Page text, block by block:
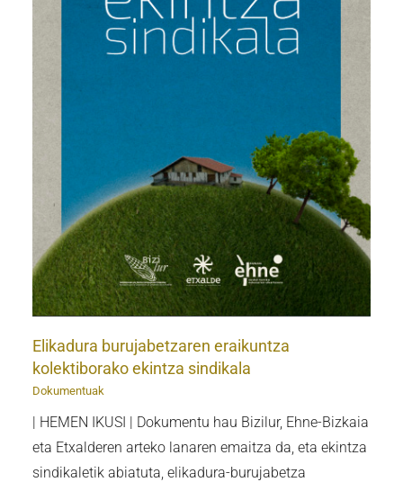
Elikadura burujabetzaren eraikuntza
kolektiborako ekintza sindikala
Dokumentuak
| HEMEN IKUSI | Dokumentu hau Bizilur, Ehne-Bizkaia
eta Etxalderen arteko lanaren emaitza da, eta ekintza
sindikaletik abiatuta, elikadura-burujabetza